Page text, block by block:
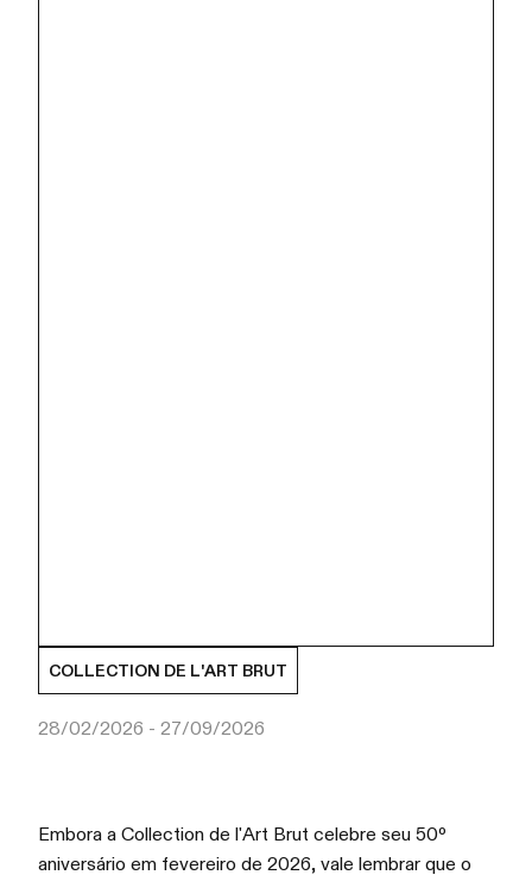
COLLECTION DE L'ART BRUT
28/02/2026 - 27/09/2026
Embora a Collection de l'Art Brut celebre seu 50º
aniversário em fevereiro de 2026, vale lembrar que o